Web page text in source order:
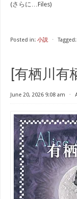
(さらに…Files)
Posted in: 小説 ⋅ Tagged:
[有栖川有
June 20, 2026 9:08 am ⋅